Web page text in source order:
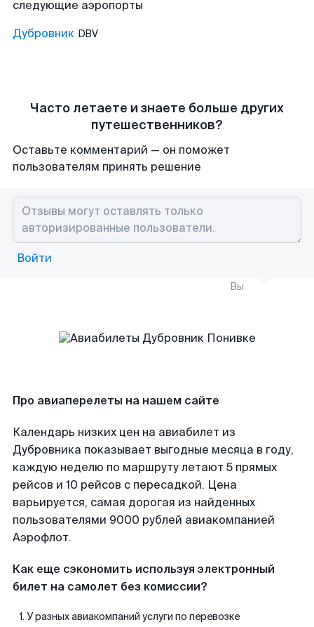
следующие аэропорты
Дубровник DBV
Часто летаете и знаете больше других
путешественников?
Оставьте комментарий — он поможет
пользователям принять решение
Войти
Вы
Про авиаперелеты на нашем сайте
Календарь низких цен на авиабилет из
Дубровника показывает выгодные месяца в году,
каждую неделю по маршруту летают 5 прямых
рейсов и 10 рейсов с пересадкой. Цена
варьируется, самая дорогая из найденных
пользователями 9000 рублей авиакомпанией
Аэрофлот.
Как еще сэкономить используя электронный
билет на самолет без комиссии?
У разных авиакомпаний услуги по перевозке